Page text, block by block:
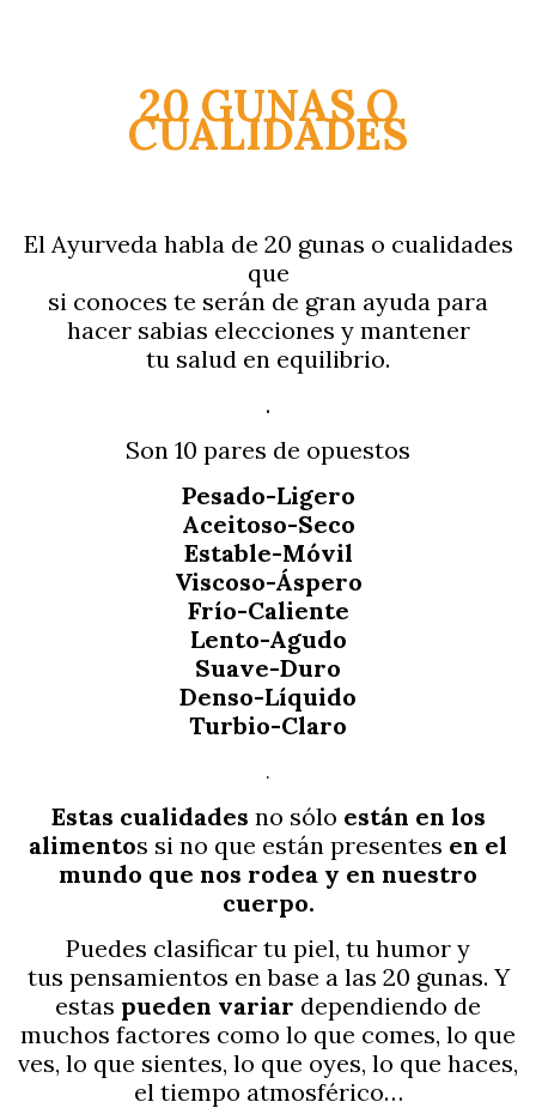
20 GUNAS O
CUALIDADES
El Ayurveda habla de 20 gunas o cualidades
que
si conoces te serán de gran ayuda para
hacer sabias elecciones y mantener
tu salud en equilibrio.
.
Son 10 pares de opuestos
Pesado-Ligero
Aceitoso-Seco
Estable-Móvil
Viscoso-Áspero
Frío-Caliente
Lento-Agudo
Suave-Duro
Denso-Líquido
Turbio-Claro
.
Estas cualidades no sólo están en los
alimentos si no que están presentes en el
mundo que nos rodea y en nuestro
cuerpo.
Puedes clasificar tu piel, tu humor y
tus pensamientos en base a las 20 gunas. Y
estas pueden variar dependiendo de
muchos factores como lo que comes, lo que
ves, lo que sientes, lo que oyes, lo que haces,
el tiempo atmosférico…